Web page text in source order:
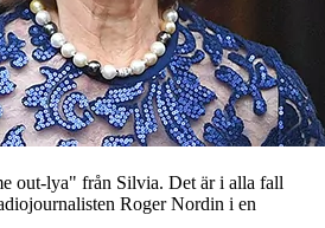
out-lya" från Silvia. Det är i alla fall
Roger Nordin i en